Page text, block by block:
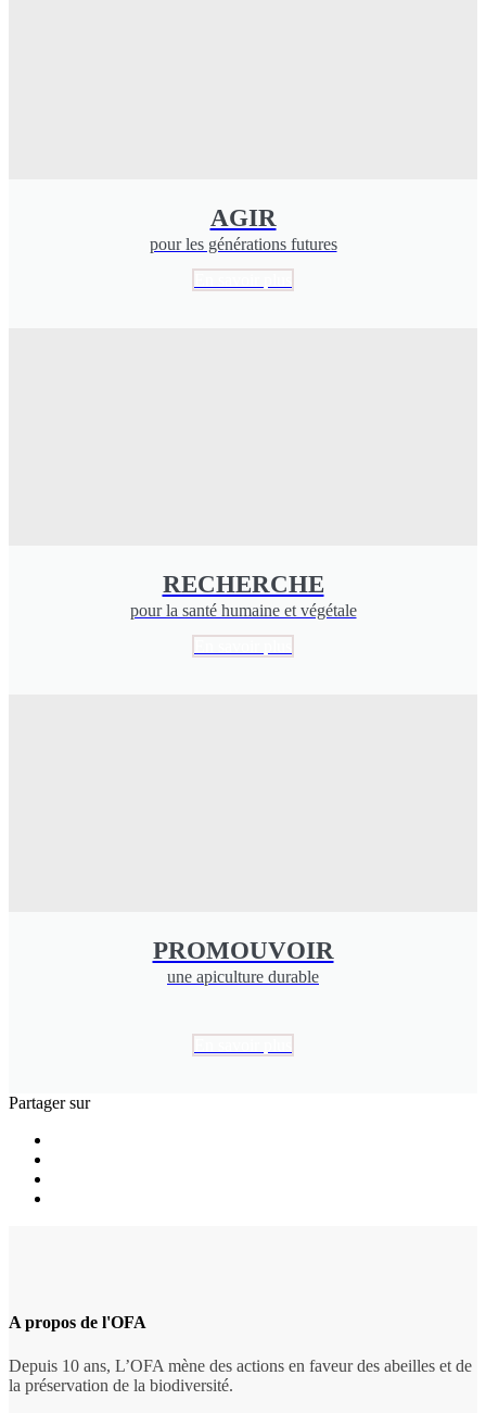
AGIR
pour les générations futures
RECHERCHE
pour la santé humaine et végétale
PROMOUVOIR
une apiculture durable
Partager sur
A propos de l'OFA
Depuis 10 ans, L’OFA mène des actions en faveur des abeilles et de
la préservation de la biodiversité.